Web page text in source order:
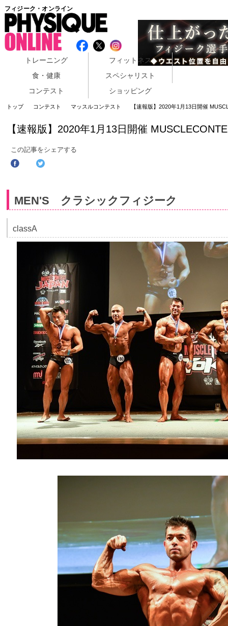
フィジーク・オンライン
トレーニング
フィットネス
食・健康
スペシャリスト
コンテスト
ショッピング
トップ コンテスト マッスルコンテスト 【速報版】2020年1月13日開催
【速報版】2020年1月13日開催
この記事をシェアする
MEN'S クラシックフィジーク
classA